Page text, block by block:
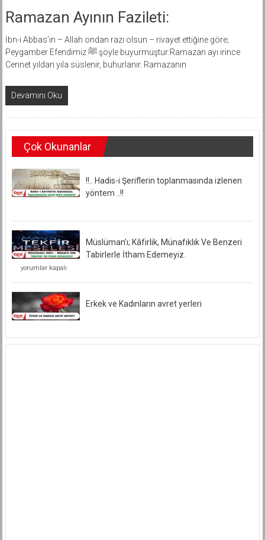
Ramazan Ayının Fazileti:
İbn-i Abbas’ın – Allah ondan razı olsun – rivayet ettiğine göre;
Peygamber Efendimiz ﷺ şöyle buyurmuştur:Ramazan ayı irince
Cennet yıldan yıla süslenir, buhurlanır. Ramazanın
Devamını Oku
Çok Okunanlar
!!.. Hadis-i Şeriflerin toplanmasında izlenen
yöntem ..!!
Müslüman’ı; Kâfirlik, Münafıklık Ve Benzeri
Tabirlerle İtham Edemeyiz.
Müslüman’ı;
Münafıklık
Ve
Benzeri
Tabirlerle
İtham
yorumlar kapalı
Erkek ve Kadınların avret yerleri